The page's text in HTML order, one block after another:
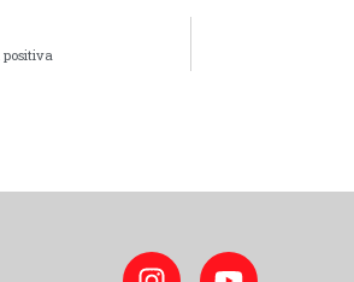
positiva